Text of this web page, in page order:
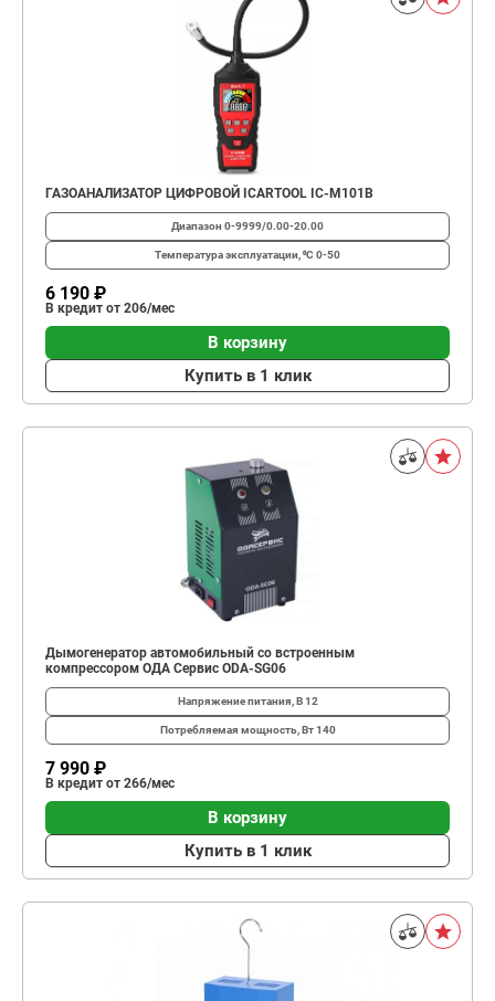
ГАЗОАНАЛИЗАТОР ЦИФРОВОЙ ICARTOOL IC-M101B
Диапазон 0-9999/0.00-20.00
Температура эксплуатации, ⁰С 0-50
6 190 ₽
В кредит от 206/мес
В корзину
Купить в 1 клик
Дымогенератор автомобильный со встроенным
компрессором ОДА Сервис ODA-SG06
Напряжение питания, В12
Потребляемая мощность, Вт140
7 990 ₽
В кредит от 266/мес
В корзину
Купить в 1 клик